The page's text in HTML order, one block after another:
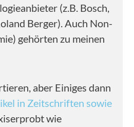
(z.B. Bosch,
Berger). Auch Non-
gehörten zu meinen
aber Einiges dann
in Zeitschriften sowie
wie